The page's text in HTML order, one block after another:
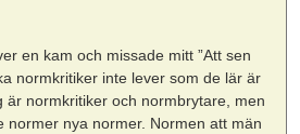
en kam och missade mitt ”Att sen
normkritiker inte lever som de lär är
är normkritiker och normbrytare, men
normer nya normer. Normen att män